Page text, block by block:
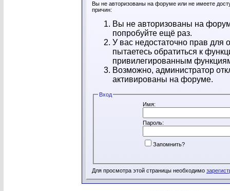
Вы не авторизованы на форуме или не имеете
причин:
Вы не авторизованы на
попробуйте ещё раз.
У вас недостаточно прав
пытаетесь обратиться к
привилегированным
Возможно, администратор
активированы на форуме.
Вход
Имя:
Пароль:
Запомнить?
Для просмотра этой страницы необходимо